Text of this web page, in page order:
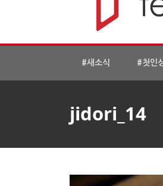
#새소식 #첫인
jidori_14